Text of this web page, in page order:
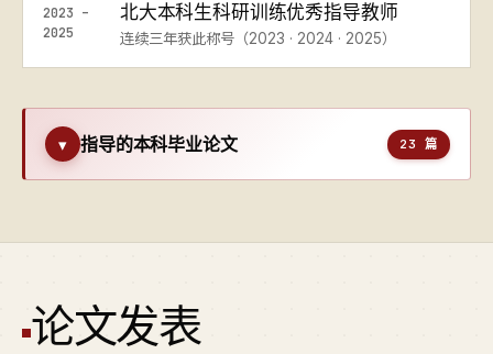
2023 –
2025
北大本科生科研训练优秀指导教师
连续三年获此称号（2023 · 2024 · 2025）
▾ 指导的本科毕业论文 23 篇
论文发表